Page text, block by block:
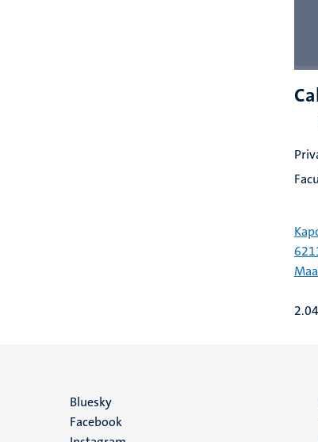
Social
Bluesky
Facebook